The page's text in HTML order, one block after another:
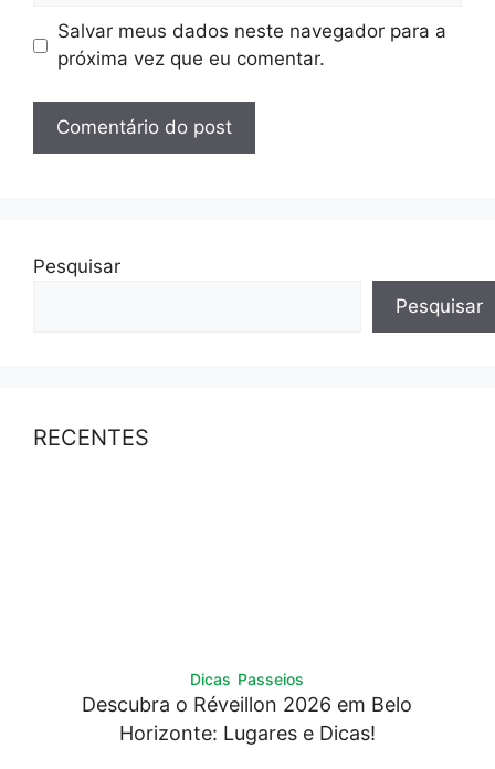
Salvar meus dados neste navegador para a
próxima vez que eu comentar.
Pesquisar
Pesquisar
RECENTES
Dicas Passeios
Descubra o Réveillon 2026 em Belo
Horizonte: Lugares e Dicas!